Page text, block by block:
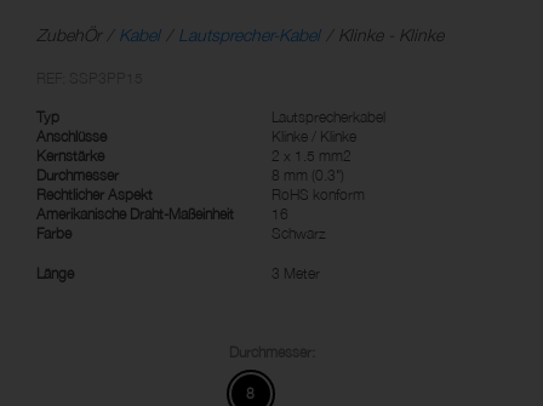
ZubehÖr Kabel Lautsprecher-Kabel Klinke - Klinke
Typ
Lautsprecherkabel
Anschlüsse
Klinke / Klinke
Kernstärke
2 x 1.5 mm2
Durchmesser
8 mm (0.3")
Rechtlicher Aspekt
RoHS konform
Amerikanische Draht-Maßeinheit
16
Farbe
Schwarz
Länge 3 Meter
8